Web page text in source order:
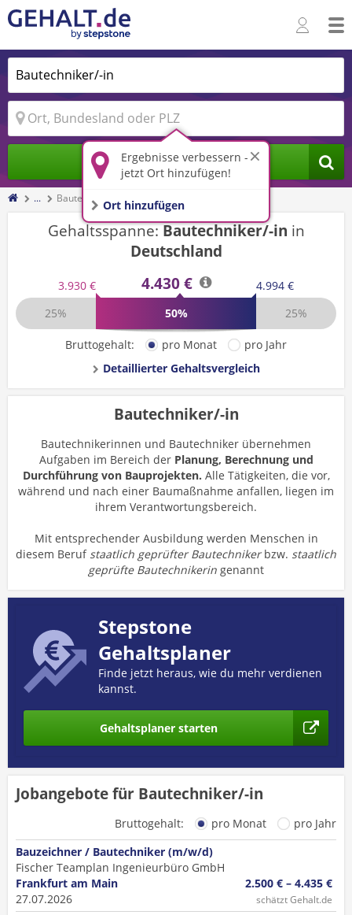
Ergebnisse verbessern -
jetzt Ort hinzufügen!
Ort hinzufügen
Jobs finden
... Bautechniker/-in
Gehaltsspanne:Bautechniker/-in in
Deutschland
3.930 € 4.430 €
4.994 €
25%
50% 25%
Bruttogehalt: pro Monat
pro Jahr
Detaillierter Gehaltsvergleich
Bautechniker/-in
Bautechnikerinnen und Bautechniker übernehmen
Aufgaben im Bereich derPlanung, Berechnung und
Durchführung von Bauprojekten. Alle Tätigkeiten, die vor,
während und nach einer Baumaßnahme anfallen, liegen im
ihrem Verantwortungsbereich.
Mit entsprechender Ausbildung werden Menschen in
diesem Beruf staatlich geprüfter Bautechnikerbzw. staatlich
geprüfte Bautechnikerin genannt
Stepstone
Gehaltsplaner
Finde jetzt heraus, wie du mehr verdienen
kannst.
Gehaltsplaner starten
Jobangebote für Bautechniker/-in
Bruttogehalt: pro Monat
pro Jahr
Bauzeichner / Bautechniker (m/w/d)
Fischer Teamplan Ingenieurbüro GmbH
Frankfurt am Main
27.07.2026
2.500 € – 4.435 €
schätzt Gehalt.de